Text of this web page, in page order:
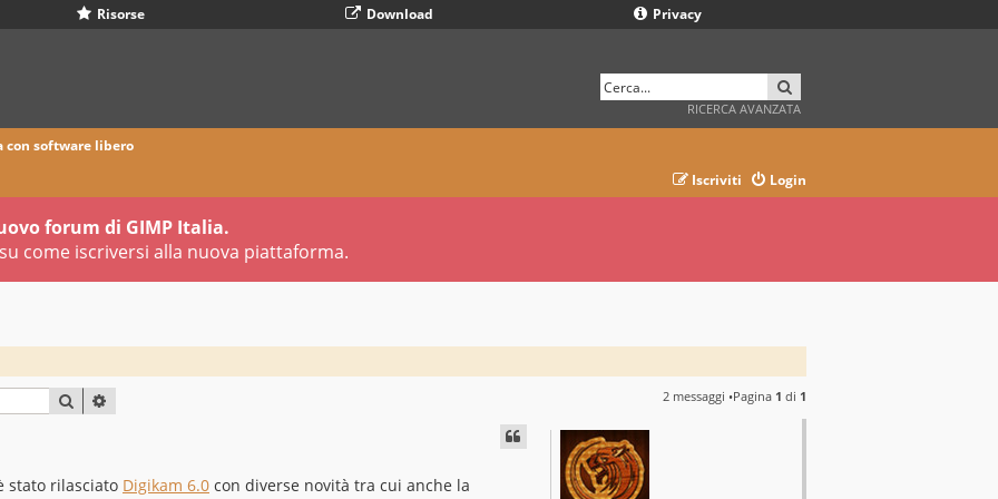
Risorse Download Privacy
RICERCA AVANZATA
con software libero
Login
Iscriviti
forum di GIMP Italia.
come iscriversi alla nuova piattaforma.
CERCA 2 messaggi •Pagina 1 di 1
stato rilasciato Digikam 6.0 con diverse novità tra cui anche la